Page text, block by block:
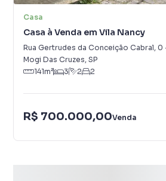
Casa
Casa à Venda em Vila Nancy
Rua Gertrudes da Conceição Cabral, 0
Mogi Das Cruzes, SP
141m² 3 2 2
R$ 700.000,00Venda